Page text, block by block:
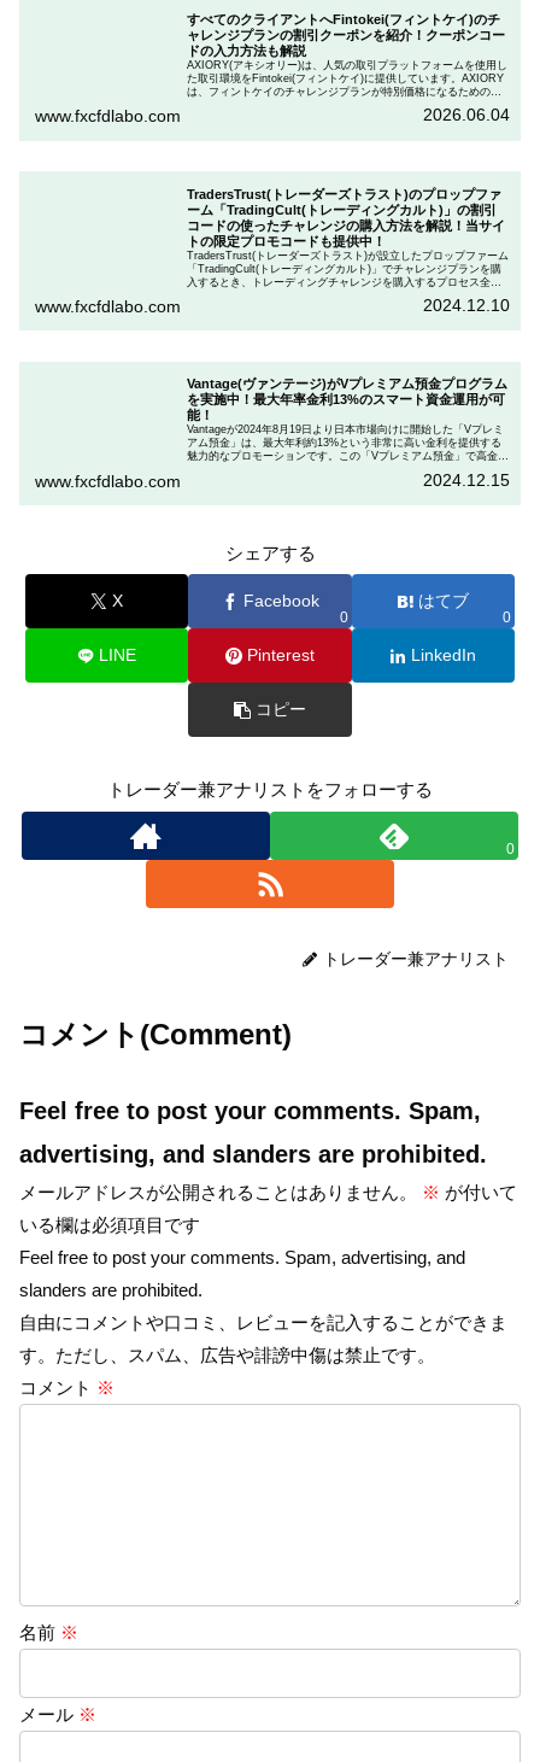
すべてのクライアントへFintokei(フィントケイ)のチ
ャレンジプランの割引クーポンを紹介！クーポンコー
ドの入力方法も解説
AXIORY(アキシオリー)は、人気の取引プラットフォームを使用し
た取引環境をFintokei(フィントケイ)に提供しています。AXIORY
は、フィントケイのチャレンジプランが特別価格になるためのク
ランを申し込むときのクーポンコードを入力して割引にする方法
www.fxcfdlabo.com 2026.06.04
TradersTrust(トレーダーズトラスト)のプロップファ
ーム「TradingCult(トレーディングカルト)」の割引
コードの使ったチャレンジの購入方法を解説！当サイ
トの限定プロモコードも提供中！
TradersTrust(トレーダーズトラスト)が設立したプロップファーム
「TradingCult(トレーディングカルト)」でチャレンジプランを購
入するとき、トレーディングチャレンジを購入するプロセス全体
ます。さらに、TradingCultがほぼ定期的に実施している割引コー
www.fxcfdlabo.com 2024.12.10
Vantage(ヴァンテージ)がVプレミアム預金プログラム
を実施中！最大年率金利13%のスマート資金運用が可
能！
Vantageが2024年8月19日より日本市場向けに開始した「Vプレミ
アム預金」は、最大年利約13%という非常に高い金利を提供する
魅力的なプロモーションです。この「Vプレミアム預金」で高金利
「Vプレミアム預金」を行いたい人は、この記事をしっかりと読ん
www.fxcfdlabo.com 2024.12.15
シェアする
X Facebook
0
はてブ
0
LINE Pinterest LinkedIn
コピー
トレーダー兼アナリストをフォローする
0
トレーダー兼アナリスト
コメント(Comment)
Feel free to post your comments. Spam,
advertising, and slanders are prohibited.
メールアドレスが公開されることはありません。 ※ が付いて
いる欄は必須項目です
Feel free to post your comments. Spam, advertising, and
slanders are prohibited.
自由にコメントや口コミ、レビューを記入することができま
す。ただし、スパム、広告や誹謗中傷は禁止です。
コメント ※
名前 ※
メール ※